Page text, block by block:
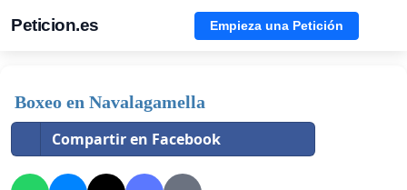
Peticion.es Empieza una Petición
Boxeo en Navalagamella
Compartir en Facebook